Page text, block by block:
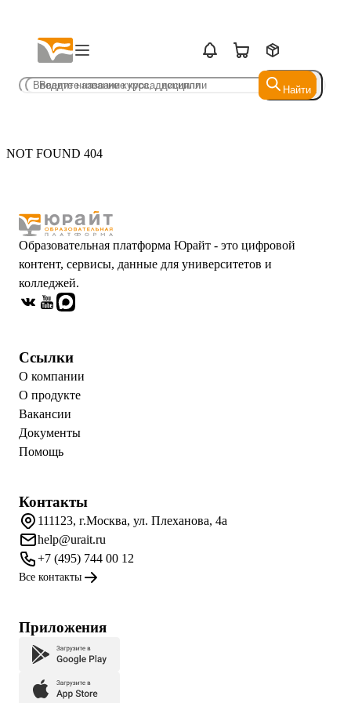
Найти
Найти
NOT FOUND 404
Образовательная платформа Юрайт - это цифровой
контент, сервисы, данные для университетов и
колледжей.
Ссылки
О компании
О продукте
Вакансии
Документы
Помощь
Контакты
111123, г.Москва, ул. Плеханова, 4а
help@urait.ru
+7 (495) 744 00 12
Все контакты
Приложения